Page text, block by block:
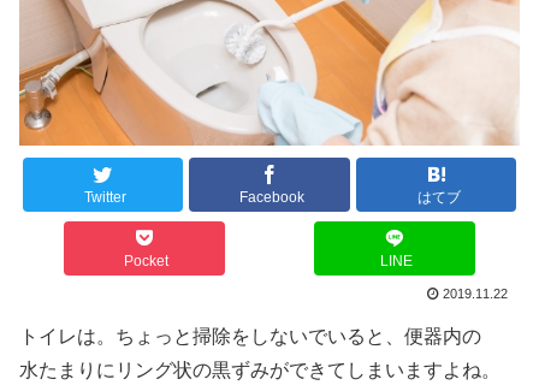
Twitter Facebook はてブ
Pocket LINE
2019.11.22
トイレは。ちょっと掃除をしないでいると、便器内の
水たまりにリング状の黒ずみができてしまいますよね。